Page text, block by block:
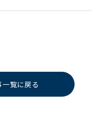
一覧に戻る